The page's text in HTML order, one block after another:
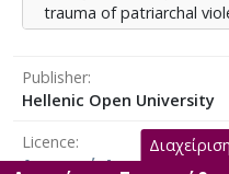
υπερβολή και η
φρικώδες, μια
Συνολικά, η εργασία
επιλογή· λειτουργεί ως
τραύμα ορατό,
trauma of patriarchal
repetitive fetish motifs
details that the narrator
transforming the
unconscious.The Passion
dystopian sex change
Publisher
Hellenic Open University
Licence
Αναφορά Δημιουργού 4.0